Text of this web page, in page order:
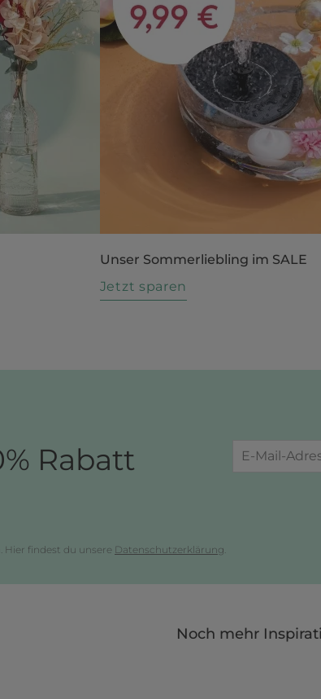
Unser Sommerliebling im SALE
Jetzt sparen
Rabatt
Hier findest du unsere Datenschutzerklärung.
Noch mehr